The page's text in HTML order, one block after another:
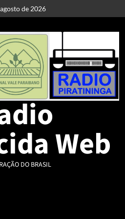
de 2026
Web
DO BRASIL